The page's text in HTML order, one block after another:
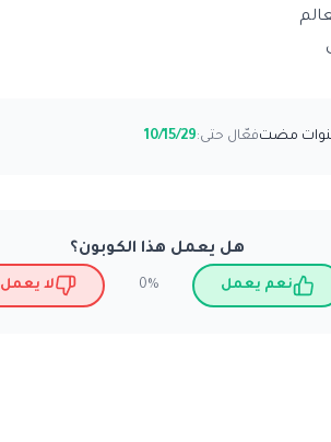
فعّال حتى:10/15/29
هل يعمل هذا الكوبون؟
نعم يعمل 0% لا يعمل